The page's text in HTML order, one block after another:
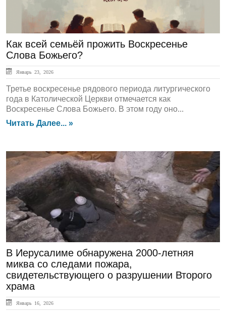
Как всей семьёй прожить Воскресенье
Слова Божьего?
Январь 23, 2026
Третье воскресенье рядового периода литургического
года в Католической Церкви отмечается как
Воскресенье Слова Божьего. В этом году оно...
Читать Далее... »
ЛЕНТА НОВОСТЕЙ
В Иерусалиме обнаружена 2000-летняя
миква со следами пожара,
свидетельствующего о разрушении Второго
храма
Январь 16, 2026